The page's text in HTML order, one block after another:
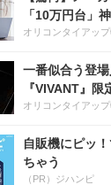
「10万円台」
オリコンタイアッ
一番似合う登
『VIVANT』限
オリコンタイアッ
自販機にピッ
ちゃう
（PR）ジハンピ